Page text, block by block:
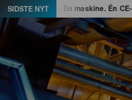
Spring
til
indhold
SIDSTE NYT
G3 – En maskine. Én CE-